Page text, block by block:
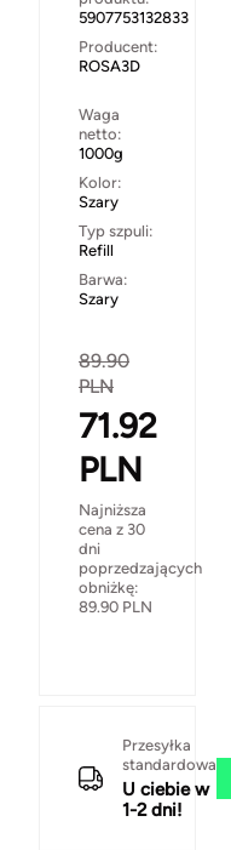
5907753132833
Producent:
ROSA3D
Waga
netto:
1000g
Kolor:
Szary
Typ szpuli:
Refill
Barwa:
Szary
89.90
PLN
71.92
PLN
Najniższa
cena z 30
dni
poprzedzających
obniżkę:
89.90 PLN
Przesyłka
standardowa
U ciebie w
1-2 dni!